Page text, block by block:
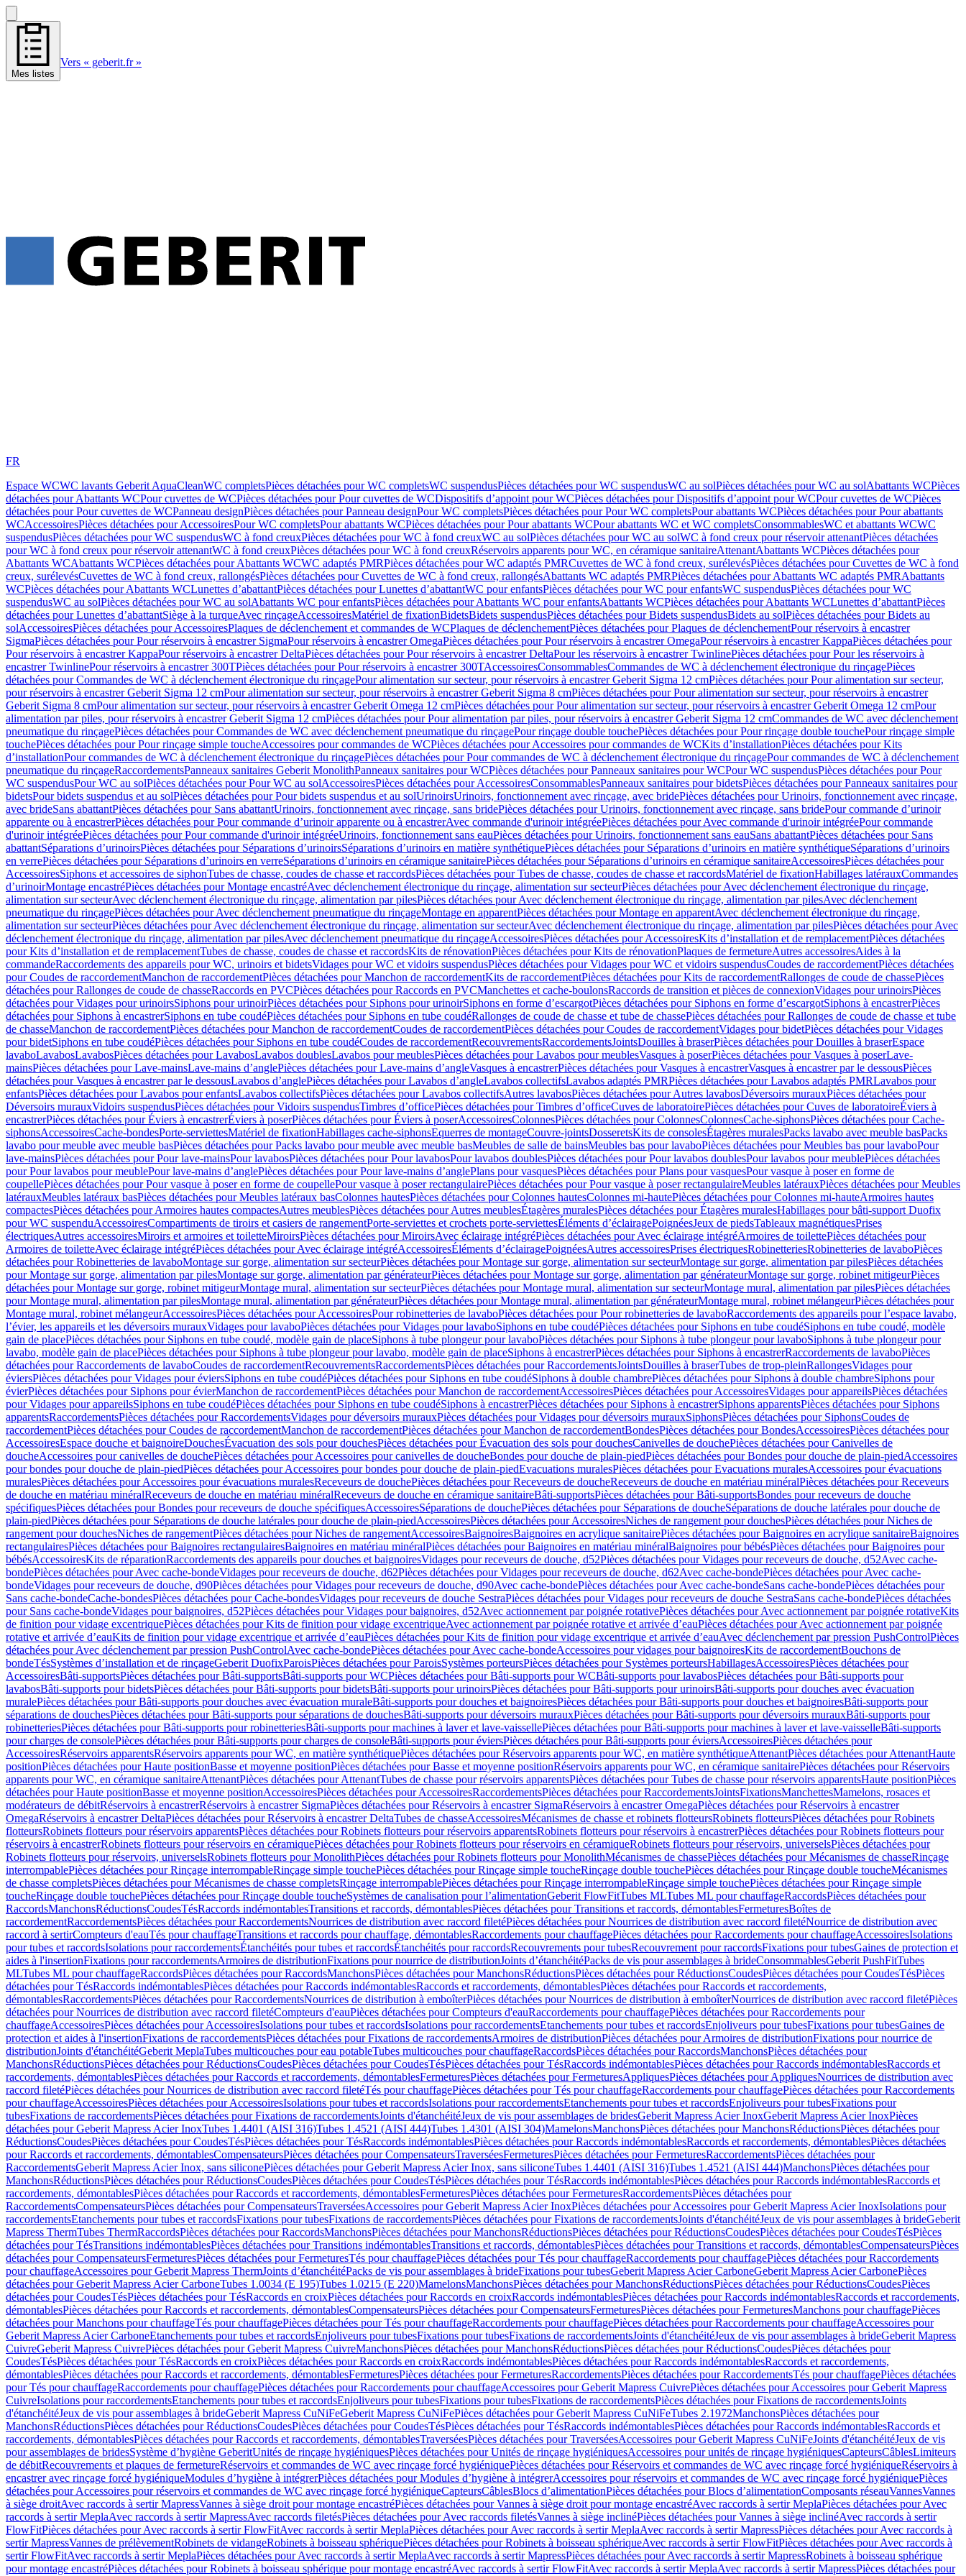
Mes listes
Vers « geberit.fr »
FR
Espace WCWC lavants Geberit AquaCleanWC completsPièces détachées pour WC completsWC suspendusPièces détachées pour WC suspendusWC au solPièces détachées pour WC au solAbattants WCPièces
détachées pour Abattants WCPour cuvettes de WCPièces détachées pour Pour cuvettes de WCDispositifs d’appoint pour WCPièces détachées pour Dispositifs d’appoint pour WCPour cuvettes de WCPièces
détachées pour Pour cuvettes de WCPanneau designPièces détachées pour Panneau designPour WC completsPièces détachées pour Pour WC completsPour abattants WCPièces détachées pour Pour abattants
WCAccessoiresPièces détachées pour AccessoiresPour WC completsPour abattants WCPièces détachées pour Pour abattants WCPour abattants WC et WC completsConsommablesWC et abattants WCWC
suspendusPièces détachées pour WC suspendusWC à fond creuxPièces détachées pour WC à fond creuxWC au solPièces détachées pour WC au solWC à fond creux pour réservoir attenantPièces détachées
pour WC à fond creux pour réservoir attenantWC à fond creuxPièces détachées pour WC à fond creuxRéservoirs apparents pour WC, en céramique sanitaireAttenantAbattants WCPièces détachées pour
Abattants WCAbattants WCPièces détachées pour Abattants WCWC adaptés PMRPièces détachées pour WC adaptés PMRCuvettes de WC à fond creux, surélevésPièces détachées pour Cuvettes de WC à fond
creux, surélevésCuvettes de WC à fond creux, rallongésPièces détachées pour Cuvettes de WC à fond creux, rallongésAbattants WC adaptés PMRPièces détachées pour Abattants WC adaptés PMRAbattants
WCPièces détachées pour Abattants WCLunettes d’abattantPièces détachées pour Lunettes d’abattantWC pour enfantsPièces détachées pour WC pour enfantsWC suspendusPièces détachées pour WC
suspendusWC au solPièces détachées pour WC au solAbattants WC pour enfantsPièces détachées pour Abattants WC pour enfantsAbattants WCPièces détachées pour Abattants WCLunettes d’abattantPièces
détachées pour Lunettes d’abattantSiège à la turqueAvec rinçageAccessoiresMatériel de fixationBidetsBidets suspendusPièces détachées pour Bidets suspendusBidets au solPièces détachées pour Bidets au
solAccessoiresPièces détachées pour AccessoiresPlaques de déclenchement et commandes de WCPlaques de déclenchementPièces détachées pour Plaques de déclenchementPour réservoirs à encastrer
SigmaPièces détachées pour Pour réservoirs à encastrer SigmaPour réservoirs à encastrer OmegaPièces détachées pour Pour réservoirs à encastrer OmegaPour réservoirs à encastrer KappaPièces détachées pour
Pour réservoirs à encastrer KappaPour réservoirs à encastrer DeltaPièces détachées pour Pour réservoirs à encastrer DeltaPour les réservoirs à encastrer TwinlinePièces détachées pour Pour les réservoirs à
encastrer TwinlinePour réservoirs à encastrer 300TPièces détachées pour Pour réservoirs à encastrer 300TAccessoiresConsommablesCommandes de WC à déclenchement électronique du rinçagePièces
détachées pour Commandes de WC à déclenchement électronique du rinçagePour alimentation sur secteur, pour réservoirs à encastrer Geberit Sigma 12 cmPièces détachées pour Pour alimentation sur secteur,
pour réservoirs à encastrer Geberit Sigma 12 cmPour alimentation sur secteur, pour réservoirs à encastrer Geberit Sigma 8 cmPièces détachées pour Pour alimentation sur secteur, pour réservoirs à encastrer
Geberit Sigma 8 cmPour alimentation sur secteur, pour réservoirs à encastrer Geberit Omega 12 cmPièces détachées pour Pour alimentation sur secteur, pour réservoirs à encastrer Geberit Omega 12 cmPour
alimentation par piles, pour réservoirs à encastrer Geberit Sigma 12 cmPièces détachées pour Pour alimentation par piles, pour réservoirs à encastrer Geberit Sigma 12 cmCommandes de WC avec déclenchement
pneumatique du rinçagePièces détachées pour Commandes de WC avec déclenchement pneumatique du rinçagePour rinçage double touchePièces détachées pour Pour rinçage double touchePour rinçage simple
touchePièces détachées pour Pour rinçage simple toucheAccessoires pour commandes de WCPièces détachées pour Accessoires pour commandes de WCKits d’installationPièces détachées pour Kits
d’installationPour commandes de WC à déclenchement électronique du rinçagePièces détachées pour Pour commandes de WC à déclenchement électronique du rinçagePour commandes de WC à déclenchement
pneumatique du rinçageRaccordementsPanneaux sanitaires Geberit MonolithPanneaux sanitaires pour WCPièces détachées pour Panneaux sanitaires pour WCPour WC suspendusPièces détachées pour Pour
WC suspendusPour WC au solPièces détachées pour Pour WC au solAccessoiresPièces détachées pour AccessoiresConsommablesPanneaux sanitaires pour bidetsPièces détachées pour Panneaux sanitaires pour
bidetsPour bidets suspendus et au solPièces détachées pour Pour bidets suspendus et au solUrinoirsUrinoirs, fonctionnement avec rinçage, avec bridePièces détachées pour Urinoirs, fonctionnement avec rinçage,
avec brideSans abattantPièces détachées pour Sans abattantUrinoirs, fonctionnement avec rinçage, sans bridePièces détachées pour Urinoirs, fonctionnement avec rinçage, sans bridePour commande d’urinoir
apparente ou à encastrerPièces détachées pour Pour commande d’urinoir apparente ou à encastrerAvec commande d'urinoir intégréePièces détachées pour Avec commande d'urinoir intégréePour commande
d'urinoir intégréePièces détachées pour Pour commande d'urinoir intégréeUrinoirs, fonctionnement sans eauPièces détachées pour Urinoirs, fonctionnement sans eauSans abattantPièces détachées pour Sans
abattantSéparations d’urinoirsPièces détachées pour Séparations d’urinoirsSéparations d’urinoirs en matière synthétiquePièces détachées pour Séparations d’urinoirs en matière synthétiqueSéparations d’urinoirs
en verrePièces détachées pour Séparations d’urinoirs en verreSéparations d’urinoirs en céramique sanitairePièces détachées pour Séparations d’urinoirs en céramique sanitaireAccessoiresPièces détachées pour
AccessoiresSiphons et accessoires de siphonTubes de chasse, coudes de chasse et raccordsPièces détachées pour Tubes de chasse, coudes de chasse et raccordsMatériel de fixationHabillages latérauxCommandes
dʼurinoirMontage encastréPièces détachées pour Montage encastréAvec déclenchement électronique du rinçage, alimentation sur secteurPièces détachées pour Avec déclenchement électronique du rinçage,
alimentation sur secteurAvec déclenchement électronique du rinçage, alimentation par pilesPièces détachées pour Avec déclenchement électronique du rinçage, alimentation par pilesAvec déclenchement
pneumatique du rinçagePièces détachées pour Avec déclenchement pneumatique du rinçageMontage en apparentPièces détachées pour Montage en apparentAvec déclenchement électronique du rinçage,
alimentation sur secteurPièces détachées pour Avec déclenchement électronique du rinçage, alimentation sur secteurAvec déclenchement électronique du rinçage, alimentation par pilesPièces détachées pour Avec
déclenchement électronique du rinçage, alimentation par pilesAvec déclenchement pneumatique du rinçageAccessoiresPièces détachées pour AccessoiresKits d’installation et de remplacementPièces détachées
pour Kits d’installation et de remplacementTubes de chasse, coudes de chasse et raccordsKits de rénovationPièces détachées pour Kits de rénovationPlaques de fermetureAutres accessoiresAides à la
commandeRaccordements des appareils pour WC, urinoirs et bidetsVidages pour WC et vidoirs suspendusPièces détachées pour Vidages pour WC et vidoirs suspendusCoudes de raccordementPièces détachées
pour Coudes de raccordementManchon de raccordementPièces détachées pour Manchon de raccordementKits de raccordementPièces détachées pour Kits de raccordementRallonges de coude de chassePièces
détachées pour Rallonges de coude de chasseRaccords en PVCPièces détachées pour Raccords en PVCManchettes et cache-boulonsRaccords de transition et pièces de connexionVidages pour urinoirsPièces
détachées pour Vidages pour urinoirsSiphons pour urinoirPièces détachées pour Siphons pour urinoirSiphons en forme d’escargotPièces détachées pour Siphons en forme d’escargotSiphons à encastrerPièces
détachées pour Siphons à encastrerSiphons en tube coudéPièces détachées pour Siphons en tube coudéRallonges de coude de chasse et tube de chassePièces détachées pour Rallonges de coude de chasse et tube
de chasseManchon de raccordementPièces détachées pour Manchon de raccordementCoudes de raccordementPièces détachées pour Coudes de raccordementVidages pour bidetPièces détachées pour Vidages
pour bidetSiphons en tube coudéPièces détachées pour Siphons en tube coudéCoudes de raccordementRecouvrementsRaccordementsJointsDouilles à braserPièces détachées pour Douilles à braserEspace
lavaboLavabosLavabosPièces détachées pour LavabosLavabos doublesLavabos pour meublesPièces détachées pour Lavabos pour meublesVasques à poserPièces détachées pour Vasques à poserLave-
mainsPièces détachées pour Lave-mainsLave-mains d’anglePièces détachées pour Lave-mains d’angleVasques à encastrerPièces détachées pour Vasques à encastrerVasques à encastrer par le dessousPièces
détachées pour Vasques à encastrer par le dessousLavabos d’anglePièces détachées pour Lavabos d’angleLavabos collectifsLavabos adaptés PMRPièces détachées pour Lavabos adaptés PMRLavabos pour
enfantsPièces détachées pour Lavabos pour enfantsLavabos collectifsPièces détachées pour Lavabos collectifsAutres lavabosPièces détachées pour Autres lavabosDéversoirs murauxPièces détachées pour
Déversoirs murauxVidoirs suspendusPièces détachées pour Vidoirs suspendusTimbres dʼofficePièces détachées pour Timbres dʼofficeCuves de laboratoirePièces détachées pour Cuves de laboratoireÉviers à
encastrerPièces détachées pour Éviers à encastrerÉviers à poserPièces détachées pour Éviers à poserAccessoiresColonnesPièces détachées pour ColonnesColonnesCache-siphonsPièces détachées pour Cache-
siphonsAccessoiresCache-bondesPorte-serviettesMatériel de fixationHabillages cache-siphonsEquerres de montageCouvre-jointsDosseretsKits de consolesÉtagères muralesPacks lavabo avec meuble basPacks
lavabo pour meuble avec meuble basPièces détachées pour Packs lavabo pour meuble avec meuble basMeubles de salle de bainsMeubles bas pour lavaboPièces détachées pour Meubles bas pour lavaboPour
lave-mainsPièces détachées pour Pour lave-mainsPour lavabosPièces détachées pour Pour lavabosPour lavabos doublesPièces détachées pour Pour lavabos doublesPour lavabos pour meublePièces détachées
pour Pour lavabos pour meublePour lave-mains d’anglePièces détachées pour Pour lave-mains d’anglePlans pour vasquesPièces détachées pour Plans pour vasquesPour vasque à poser en forme de
coupellePièces détachées pour Pour vasque à poser en forme de coupellePour vasque à poser rectangulairePièces détachées pour Pour vasque à poser rectangulaireMeubles latérauxPièces détachées pour Meubles
latérauxMeubles latéraux basPièces détachées pour Meubles latéraux basColonnes hautesPièces détachées pour Colonnes hautesColonnes mi-hautePièces détachées pour Colonnes mi-hauteArmoires hautes
compactesPièces détachées pour Armoires hautes compactesAutres meublesPièces détachées pour Autres meublesÉtagères muralesPièces détachées pour Étagères muralesHabillages pour bâti-support Duofix
pour WC suspenduAccessoiresCompartiments de tiroirs et casiers de rangementPorte-serviettes et crochets porte-serviettesÉléments d’éclairagePoignéesJeux de piedsTableaux magnétiquesPrises
électriquesAutres accessoiresMiroirs et armoires et toiletteMiroirsPièces détachées pour MiroirsAvec éclairage intégréPièces détachées pour Avec éclairage intégréArmoires de toilettePièces détachées pour
Armoires de toiletteAvec éclairage intégréPièces détachées pour Avec éclairage intégréAccessoiresÉléments d’éclairagePoignéesAutres accessoiresPrises électriquesRobinetteriesRobinetteries de lavaboPièces
détachées pour Robinetteries de lavaboMontage sur gorge, alimentation sur secteurPièces détachées pour Montage sur gorge, alimentation sur secteurMontage sur gorge, alimentation par pilesPièces détachées
pour Montage sur gorge, alimentation par pilesMontage sur gorge, alimentation par générateurPièces détachées pour Montage sur gorge, alimentation par générateurMontage sur gorge, robinet mitigeurPièces
détachées pour Montage sur gorge, robinet mitigeurMontage mural, alimentation sur secteurPièces détachées pour Montage mural, alimentation sur secteurMontage mural, alimentation par pilesPièces détachées
pour Montage mural, alimentation par pilesMontage mural, alimentation par générateurPièces détachées pour Montage mural, alimentation par générateurMontage mural, robinet mélangeurPièces détachées pour
Montage mural, robinet mélangeurAccessoiresPièces détachées pour AccessoiresPour robinetteries de lavaboPièces détachées pour Pour robinetteries de lavaboRaccordements des appareils pour l’espace lavabo,
l’évier, les appareils et les déversoirs murauxVidages pour lavaboPièces détachées pour Vidages pour lavaboSiphons en tube coudéPièces détachées pour Siphons en tube coudéSiphons en tube coudé, modèle
gain de placePièces détachées pour Siphons en tube coudé, modèle gain de placeSiphons à tube plongeur pour lavaboPièces détachées pour Siphons à tube plongeur pour lavaboSiphons à tube plongeur pour
lavabo, modèle gain de placePièces détachées pour Siphons à tube plongeur pour lavabo, modèle gain de placeSiphons à encastrerPièces détachées pour Siphons à encastrerRaccordements de lavaboPièces
détachées pour Raccordements de lavaboCoudes de raccordementRecouvrementsRaccordementsPièces détachées pour RaccordementsJointsDouilles à braserTubes de trop-pleinRallongesVidages pour
éviersPièces détachées pour Vidages pour éviersSiphons en tube coudéPièces détachées pour Siphons en tube coudéSiphons à double chambrePièces détachées pour Siphons à double chambreSiphons pour
évierPièces détachées pour Siphons pour évierManchon de raccordementPièces détachées pour Manchon de raccordementAccessoiresPièces détachées pour AccessoiresVidages pour appareilsPièces détachées
pour Vidages pour appareilsSiphons en tube coudéPièces détachées pour Siphons en tube coudéSiphons à encastrerPièces détachées pour Siphons à encastrerSiphons apparentsPièces détachées pour Siphons
apparentsRaccordementsPièces détachées pour RaccordementsVidages pour déversoirs murauxPièces détachées pour Vidages pour déversoirs murauxSiphonsPièces détachées pour SiphonsCoudes de
raccordementPièces détachées pour Coudes de raccordementManchon de raccordementPièces détachées pour Manchon de raccordementBondesPièces détachées pour BondesAccessoiresPièces détachées pour
AccessoiresEspace douche et baignoireDouchesÉvacuation des sols pour douchesPièces détachées pour Évacuation des sols pour douchesCanivelles de douchePièces détachées pour Canivelles de
doucheAccessoires pour canivelles de douchePièces détachées pour Accessoires pour canivelles de doucheBondes pour douche de plain-piedPièces détachées pour Bondes pour douche de plain-piedAccessoires
pour bondes pour douche de plain-piedPièces détachées pour Accessoires pour bondes pour douche de plain-piedEvacuations muralesPièces détachées pour Evacuations muralesAccessoires pour évacuations
muralesPièces détachées pour Accessoires pour évacuations muralesReceveurs de douchePièces détachées pour Receveurs de doucheReceveurs de douche en matériau minéralPièces détachées pour Receveurs
de douche en matériau minéralReceveurs de douche en matériau minéralReceveurs de douche en céramique sanitaireBâti-supportsPièces détachées pour Bâti-supportsBondes pour receveurs de douche
spécifiquesPièces détachées pour Bondes pour receveurs de douche spécifiquesAccessoiresSéparations de douchePièces détachées pour Séparations de doucheSéparations de douche latérales pour douche de
plain-piedPièces détachées pour Séparations de douche latérales pour douche de plain-piedAccessoiresPièces détachées pour AccessoiresNiches de rangement pour douchesPièces détachées pour Niches de
rangement pour douchesNiches de rangementPièces détachées pour Niches de rangementAccessoiresBaignoiresBaignoires en acrylique sanitairePièces détachées pour Baignoires en acrylique sanitaireBaignoires
rectangulairesPièces détachées pour Baignoires rectangulairesBaignoires en matériau minéralPièces détachées pour Baignoires en matériau minéralBaignoires pour bébésPièces détachées pour Baignoires pour
bébésAccessoiresKits de réparationRaccordements des appareils pour douches et baignoiresVidages pour receveurs de douche, d52Pièces détachées pour Vidages pour receveurs de douche, d52Avec cache-
bondePièces détachées pour Avec cache-bondeVidages pour receveurs de douche, d62Pièces détachées pour Vidages pour receveurs de douche, d62Avec cache-bondePièces détachées pour Avec cache-
bondeVidages pour receveurs de douche, d90Pièces détachées pour Vidages pour receveurs de douche, d90Avec cache-bondePièces détachées pour Avec cache-bondeSans cache-bondePièces détachées pour
Sans cache-bondeCache-bondesPièces détachées pour Cache-bondesVidages pour receveurs de douche SestraPièces détachées pour Vidages pour receveurs de douche SestraSans cache-bondePièces détachées
pour Sans cache-bondeVidages pour baignoires, d52Pièces détachées pour Vidages pour baignoires, d52Avec actionnement par poignée rotativePièces détachées pour Avec actionnement par poignée rotativeKits
de finition pour vidage excentriquePièces détachées pour Kits de finition pour vidage excentriqueAvec actionnement par poignée rotative et arrivée d’eauPièces détachées pour Avec actionnement par poignée
rotative et arrivée d’eauKits de finition pour vidage excentrique et arrivée d’eauPièces détachées pour Kits de finition pour vidage excentrique et arrivée d’eauAvec déclenchement par pression PushControlPièces
détachées pour Avec déclenchement par pression PushControlAvec cache-bondePièces détachées pour Avec cache-bondeAccessoires pour vidages pour baignoiresKits de raccordementBouchons de
bondeTésSystèmes d’installation et de rinçageGeberit DuofixParoisPièces détachées pour ParoisSystèmes porteursPièces détachées pour Systèmes porteursHabillagesAccessoiresPièces détachées pour
AccessoiresBâti-supportsPièces détachées pour Bâti-supportsBâti-supports pour WCPièces détachées pour Bâti-supports pour WCBâti-supports pour lavabosPièces détachées pour Bâti-supports pour
lavabosBâti-supports pour bidetsPièces détachées pour Bâti-supports pour bidetsBâti-supports pour urinoirsPièces détachées pour Bâti-supports pour urinoirsBâti-supports pour douches avec évacuation
muralePièces détachées pour Bâti-supports pour douches avec évacuation muraleBâti-supports pour douches et baignoiresPièces détachées pour Bâti-supports pour douches et baignoiresBâti-supports pour
séparations de douchesPièces détachées pour Bâti-supports pour séparations de douchesBâti-supports pour déversoirs murauxPièces détachées pour Bâti-supports pour déversoirs murauxBâti-supports pour
robinetteriesPièces détachées pour Bâti-supports pour robinetteriesBâti-supports pour machines à laver et lave-vaissellePièces détachées pour Bâti-supports pour machines à laver et lave-vaisselleBâti-supports
pour charges de consolePièces détachées pour Bâti-supports pour charges de consoleBâti-supports pour éviersPièces détachées pour Bâti-supports pour éviersAccessoiresPièces détachées pour
AccessoiresRéservoirs apparentsRéservoirs apparents pour WC, en matière synthétiquePièces détachées pour Réservoirs apparents pour WC, en matière synthétiqueAttenantPièces détachées pour AttenantHaute
positionPièces détachées pour Haute positionBasse et moyenne positionPièces détachées pour Basse et moyenne positionRéservoirs apparents pour WC, en céramique sanitairePièces détachées pour Réservoirs
apparents pour WC, en céramique sanitaireAttenantPièces détachées pour AttenantTubes de chasse pour réservoirs apparentsPièces détachées pour Tubes de chasse pour réservoirs apparentsHaute positionPièces
détachées pour Haute positionBasse et moyenne positionAccessoiresPièces détachées pour AccessoiresRaccordementsPièces détachées pour RaccordementsJointsFixationsManchettesMamelons, rosaces et
modérateurs de débitRéservoirs à encastrerRéservoirs à encastrer SigmaPièces détachées pour Réservoirs à encastrer SigmaRéservoirs à encastrer OmegaPièces détachées pour Réservoirs à encastrer
OmegaRéservoirs à encastrer DeltaPièces détachées pour Réservoirs à encastrer DeltaTubes de chasseAccessoiresMécanismes de chasse et robinets flotteursRobinets flotteursPièces détachées pour Robinets
flotteursRobinets flotteurs pour réservoirs apparentsPièces détachées pour Robinets flotteurs pour réservoirs apparentsRobinets flotteurs pour réservoirs à encastrerPièces détachées pour Robinets flotteurs pour
réservoirs à encastrerRobinets flotteurs pour réservoirs en céramiquePièces détachées pour Robinets flotteurs pour réservoirs en céramiqueRobinets flotteurs pour réservoirs, universelsPièces détachées pour
Robinets flotteurs pour réservoirs, universelsRobinets flotteurs pour MonolithPièces détachées pour Robinets flotteurs pour MonolithMécanismes de chassePièces détachées pour Mécanismes de chasseRinçage
interrompablePièces détachées pour Rinçage interrompableRinçage simple touchePièces détachées pour Rinçage simple toucheRinçage double touchePièces détachées pour Rinçage double toucheMécanismes
de chasse completsPièces détachées pour Mécanismes de chasse completsRinçage interrompablePièces détachées pour Rinçage interrompableRinçage simple touchePièces détachées pour Rinçage simple
toucheRinçage double touchePièces détachées pour Rinçage double toucheSystèmes de canalisation pour l’alimentationGeberit FlowFitTubes MLTubes ML pour chauffageRaccordsPièces détachées pour
RaccordsManchonsRéductionsCoudesTésRaccords indémontablesTransitions et raccords, démontablesPièces détachées pour Transitions et raccords, démontablesFermeturesBoîtes de
raccordementRaccordementsPièces détachées pour RaccordementsNourrices de distribution avec raccord filetéPièces détachées pour Nourrices de distribution avec raccord filetéNourrice de distribution avec
raccord à sertirCompteurs d'eauTés pour chauffageTransitions et raccords pour chauffage, démontablesRaccordements pour chauffagePièces détachées pour Raccordements pour chauffageAccessoiresIsolations
pour tubes et raccordsIsolations pour raccordementsÉtanchéités pour tubes et raccordsÉtanchéités pour raccordsRecouvrements pour tubesRecouvrement pour raccordsFixations pour tubesGaines de protection et
aides à l'insertionFixations pour raccordementsArmoires de distributionFixations pour nourrice de distributionJoints d’étanchéitéPacks de vis pour assemblages à brideConsommablesGeberit PushFitTubes
MLTubes ML pour chauffageRaccordsPièces détachées pour RaccordsManchonsPièces détachées pour ManchonsRéductionsPièces détachées pour RéductionsCoudesPièces détachées pour CoudesTésPièces
détachées pour TésRaccords indémontablesPièces détachées pour Raccords indémontablesRaccords et raccordements, démontablesPièces détachées pour Raccords et raccordements,
démontablesRaccordementsPièces détachées pour RaccordementsNourrices de distribution à emboîterPièces détachées pour Nourrices de distribution à emboîterNourrices de distribution avec raccord filetéPièces
détachées pour Nourrices de distribution avec raccord filetéCompteurs d'eauPièces détachées pour Compteurs d'eauRaccordements pour chauffagePièces détachées pour Raccordements pour
chauffageAccessoiresPièces détachées pour AccessoiresIsolations pour tubes et raccordsIsolations pour raccordementsEtanchements pour tubes et raccordsEnjoliveurs pour tubesFixations pour tubesGaines de
protection et aides à l'insertionFixations de raccordementsPièces détachées pour Fixations de raccordementsArmoires de distributionPièces détachées pour Armoires de distributionFixations pour nourrice de
distributionJoints d'étanchéitéGeberit MeplaTubes multicouches pour eau potableTubes multicouches pour chauffageRaccordsPièces détachées pour RaccordsManchonsPièces détachées pour
ManchonsRéductionsPièces détachées pour RéductionsCoudesPièces détachées pour CoudesTésPièces détachées pour TésRaccords indémontablesPièces détachées pour Raccords indémontablesRaccords et
raccordements, démontablesPièces détachées pour Raccords et raccordements, démontablesFermeturesPièces détachées pour FermeturesAppliquesPièces détachées pour AppliquesNourrices de distribution avec
raccord filetéPièces détachées pour Nourrices de distribution avec raccord filetéTés pour chauffagePièces détachées pour Tés pour chauffageRaccordements pour chauffagePièces détachées pour Raccordements
pour chauffageAccessoiresPièces détachées pour AccessoiresIsolations pour tubes et raccordsIsolations pour raccordementsEtanchements pour tubes et raccordsEnjoliveurs pour tubesFixations pour
tubesFixations de raccordementsPièces détachées pour Fixations de raccordementsJoints d'étanchéitéJeux de vis pour assemblages de bridesGeberit Mapress Acier InoxGeberit Mapress Acier InoxPièces
détachées pour Geberit Mapress Acier InoxTubes 1.4401 (AISI 316)Tubes 1.4521 (AISI 444)Tubes 1.4301 (AISI 304)MamelonsManchonsPièces détachées pour ManchonsRéductionsPièces détachées pour
RéductionsCoudesPièces détachées pour CoudesTésPièces détachées pour TésRaccords indémontablesPièces détachées pour Raccords indémontablesRaccords et raccordements, démontablesPièces détachées
pour Raccords et raccordements, démontablesCompensateursPièces détachées pour CompensateursTraverséesFermeturesPièces détachées pour FermeturesRaccordementsPièces détachées pour
RaccordementsGeberit Mapress Acier Inox, sans siliconePièces détachées pour Geberit Mapress Acier Inox, sans siliconeTubes 1.4401 (AISI 316)Tubes 1.4521 (AISI 444)ManchonsPièces détachées pour
ManchonsRéductionsPièces détachées pour RéductionsCoudesPièces détachées pour CoudesTésPièces détachées pour TésRaccords indémontablesPièces détachées pour Raccords indémontablesRaccords et
raccordements, démontablesPièces détachées pour Raccords et raccordements, démontablesFermeturesPièces détachées pour FermeturesRaccordementsPièces détachées pour
RaccordementsCompensateursPièces détachées pour CompensateursTraverséesAccessoires pour Geberit Mapress Acier InoxPièces détachées pour Accessoires pour Geberit Mapress Acier InoxIsolations pour
raccordementsEtanchements pour tubes et raccordsFixations pour tubesFixations de raccordementsPièces détachées pour Fixations de raccordementsJoints d'étanchéitéJeux de vis pour assemblages à brideGeberit
Mapress ThermTubes ThermRaccordsPièces détachées pour RaccordsManchonsPièces détachées pour ManchonsRéductionsPièces détachées pour RéductionsCoudesPièces détachées pour CoudesTésPièces
détachées pour TésTransitions indémontablesPièces détachées pour Transitions indémontablesTransitions et raccords, démontablesPièces détachées pour Transitions et raccords, démontablesCompensateursPièces
détachées pour CompensateursFermeturesPièces détachées pour FermeturesTés pour chauffagePièces détachées pour Tés pour chauffageRaccordements pour chauffagePièces détachées pour Raccordements
pour chauffageAccessoires pour Geberit Mapress ThermJoints d’étanchéitéPacks de vis pour assemblages à brideFixations pour tubesGeberit Mapress Acier CarboneGeberit Mapress Acier CarbonePièces
détachées pour Geberit Mapress Acier CarboneTubes 1.0034 (E 195)Tubes 1.0215 (E 220)MamelonsManchonsPièces détachées pour ManchonsRéductionsPièces détachées pour RéductionsCoudesPièces
détachées pour CoudesTésPièces détachées pour TésRaccords en croixPièces détachées pour Raccords en croixRaccords indémontablesPièces détachées pour Raccords indémontablesRaccords et raccordements,
démontablesPièces détachées pour Raccords et raccordements, démontablesCompensateursPièces détachées pour CompensateursFermeturesPièces détachées pour FermeturesManchons pour chauffagePièces
détachées pour Manchons pour chauffageTés pour chauffagePièces détachées pour Tés pour chauffageRaccordements pour chauffagePièces détachées pour Raccordements pour chauffageAccessoires pour
Geberit Mapress Acier CarboneEtanchements pour tubes et raccordsEnjoliveurs pour tubesFixations pour tubesFixations de raccordementsJoints d'étanchéitéJeux de vis pour assemblages à brideGeberit Mapress
CuivreGeberit Mapress CuivrePièces détachées pour Geberit Mapress CuivreManchonsPièces détachées pour ManchonsRéductionsPièces détachées pour RéductionsCoudesPièces détachées pour
CoudesTésPièces détachées pour TésRaccords en croixPièces détachées pour Raccords en croixRaccords indémontablesPièces détachées pour Raccords indémontablesRaccords et raccordements,
démontablesPièces détachées pour Raccords et raccordements, démontablesFermeturesPièces détachées pour FermeturesRaccordementsPièces détachées pour RaccordementsTés pour chauffagePièces détachées
pour Tés pour chauffageRaccordements pour chauffagePièces détachées pour Raccordements pour chauffageAccessoires pour Geberit Mapress CuivrePièces détachées pour Accessoires pour Geberit Mapress
CuivreIsolations pour raccordementsEtanchements pour tubes et raccordsEnjoliveurs pour tubesFixations pour tubesFixations de raccordementsPièces détachées pour Fixations de raccordementsJoints
d'étanchéitéJeux de vis pour assemblages à brideGeberit Mapress CuNiFeGeberit Mapress CuNiFePièces détachées pour Geberit Mapress CuNiFeTubes 2.1972ManchonsPièces détachées pour
ManchonsRéductionsPièces détachées pour RéductionsCoudesPièces détachées pour CoudesTésPièces détachées pour TésRaccords indémontablesPièces détachées pour Raccords indémontablesRaccords et
raccordements, démontablesPièces détachées pour Raccords et raccordements, démontablesTraverséesPièces détachées pour TraverséesAccessoires pour Geberit Mapress CuNiFeJoints d'étanchéitéJeux de vis
pour assemblages de bridesSystème d’hygiène GeberitUnités de rinçage hygiéniquesPièces détachées pour Unités de rinçage hygiéniquesAccessoires pour unités de rinçage hygiéniquesCapteursCâblesLimiteurs
de débitRecouvrements et plaques de fermetureRéservoirs et commandes de WC avec rinçage forcé hygiéniquePièces détachées pour Réservoirs et commandes de WC avec rinçage forcé hygiéniqueRéservoirs à
encastrer avec rinçage forcé hygiéniqueModules d’hygiène à intégrerPièces détachées pour Modules d’hygiène à intégrerAccessoires pour réservoirs et commandes de WC avec rinçage forcé hygiéniquePièces
détachées pour Accessoires pour réservoirs et commandes de WC avec rinçage forcé hygiéniqueCapteursCâblesBlocs d’alimentationPièces détachées pour Blocs d’alimentationComposants réseauVannesVannes
à siège droitAvec raccords à sertir MapressVannes à siège droit pour montage encastréPièces détachées pour Vannes à siège droit pour montage encastréAvec raccords à sertir MeplaPièces détachées pour Avec
raccords à sertir MeplaAvec raccords à sertir MapressAvec raccords filetésPièces détachées pour Avec raccords filetésVannes à siège inclinéPièces détachées pour Vannes à siège inclinéAvec raccords à sertir
FlowFitPièces détachées pour Avec raccords à sertir FlowFitAvec raccords à sertir MeplaPièces détachées pour Avec raccords à sertir MeplaAvec raccords à sertir MapressPièces détachées pour Avec raccords à
sertir MapressVannes de prélèvementRobinets de vidangeRobinets à boisseau sphériquePièces détachées pour Robinets à boisseau sphériqueAvec raccords à sertir FlowFitPièces détachées pour Avec raccords à
sertir FlowFitAvec raccords à sertir MeplaPièces détachées pour Avec raccords à sertir MeplaAvec raccords à sertir MapressPièces détachées pour Avec raccords à sertir MapressRobinets à boisseau sphérique
pour montage encastréPièces détachées pour Robinets à boisseau sphérique pour montage encastréAvec raccords à sertir FlowFitAvec raccords à sertir MeplaAvec raccords à sertir MapressPièces détachées pour